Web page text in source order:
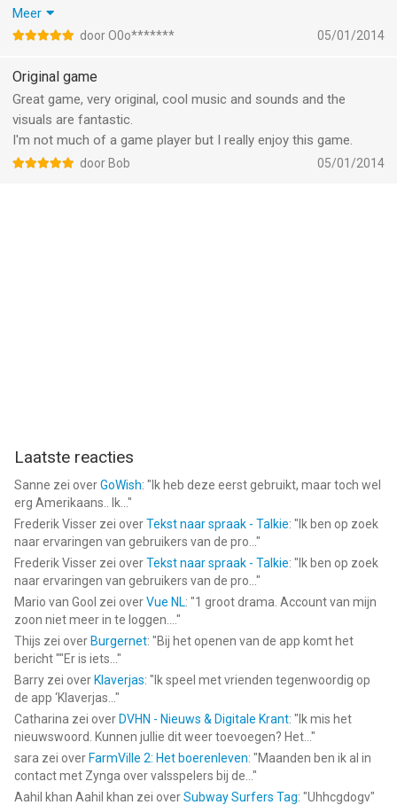
Wonderfully executed.
Its a definite keeper.
Meer
door O0o******* 05/01/2014
Original game
Great game, very original, cool music and sounds and the
visuals are fantastic.
I'm not much of a game player but I really enjoy this game.
door Bob 05/01/2014
Laatste reacties
Sanne zei overGoWish: " Ik heb deze eerst gebruikt, maar toch wel
erg Amerikaans.. Ik... "
Frederik Visser zei overTekst naar spraak - Talkie: " Ik ben op zoek
naar ervaringen van gebruikers van de pro... "
Frederik Visser zei overTekst naar spraak - Talkie: " Ik ben op zoek
naar ervaringen van gebruikers van de pro... "
Mario van Gool zei overVue NL: "1 groot drama. Account van mijn
zoon niet meer in te loggen.... "
Thijs zei over Burgernet: "Bij het openen van de app komt het
bericht ""Er is iets... "
Barry zei over Klaverjas: " Ik speel met vrienden tegenwoordig op
de app ‘Klaverjas... "
Catharina zei over DVHN - Nieuws & Digitale Krant: " Ik mis het
nieuwswoord. Kunnen jullie dit weer toevoegen? Het... "
sara zei over FarmVille 2: Het boerenleven: "Maanden ben ik al in
contact met Zynga over valsspelers bij de... "
Aahil khan Aahil khan zei overSubway Surfers Tag: "Uhhcgdogv"